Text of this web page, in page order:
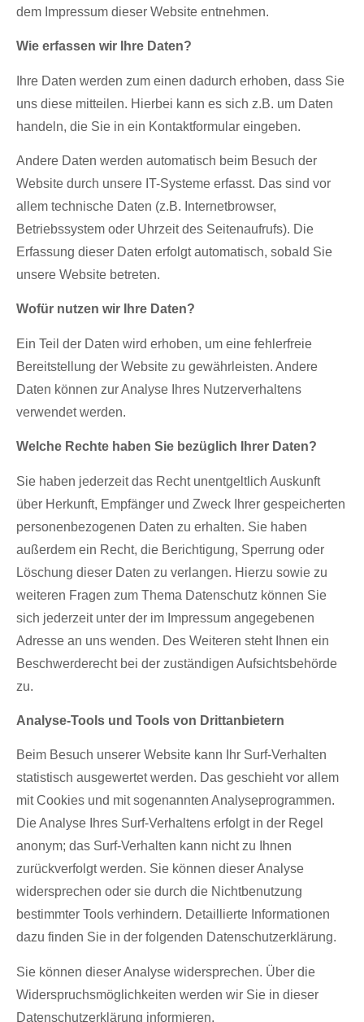
dem Impressum dieser Website entnehmen.
Wie erfassen wir Ihre Daten?
Ihre Daten werden zum einen dadurch erhoben, dass Sie
uns diese mitteilen. Hierbei kann es sich z.B. um Daten
handeln, die Sie in ein Kontaktformular eingeben.
Andere Daten werden automatisch beim Besuch der
Website durch unsere IT-Systeme erfasst. Das sind vor
allem technische Daten (z.B. Internetbrowser,
Betriebssystem oder Uhrzeit des Seitenaufrufs). Die
Erfassung dieser Daten erfolgt automatisch, sobald Sie
unsere Website betreten.
Wofür nutzen wir Ihre Daten?
Ein Teil der Daten wird erhoben, um eine fehlerfreie
Bereitstellung der Website zu gewährleisten. Andere
Daten können zur Analyse Ihres Nutzerverhaltens
verwendet werden.
Welche Rechte haben Sie bezüglich Ihrer Daten?
Sie haben jederzeit das Recht unentgeltlich Auskunft
über Herkunft, Empfänger und Zweck Ihrer gespeicherten
personenbezogenen Daten zu erhalten. Sie haben
außerdem ein Recht, die Berichtigung, Sperrung oder
Löschung dieser Daten zu verlangen. Hierzu sowie zu
weiteren Fragen zum Thema Datenschutz können Sie
sich jederzeit unter der im Impressum angegebenen
Adresse an uns wenden. Des Weiteren steht Ihnen ein
Beschwerderecht bei der zuständigen Aufsichtsbehörde
zu.
Analyse-Tools und Tools von Drittanbietern
Beim Besuch unserer Website kann Ihr Surf-Verhalten
statistisch ausgewertet werden. Das geschieht vor allem
mit Cookies und mit sogenannten Analyseprogrammen.
Die Analyse Ihres Surf-Verhaltens erfolgt in der Regel
anonym; das Surf-Verhalten kann nicht zu Ihnen
zurückverfolgt werden. Sie können dieser Analyse
widersprechen oder sie durch die Nichtbenutzung
bestimmter Tools verhindern. Detaillierte Informationen
dazu finden Sie in der folgenden Datenschutzerklärung.
Sie können dieser Analyse widersprechen. Über die
Widerspruchsmöglichkeiten werden wir Sie in dieser
Datenschutzerklärung informieren.